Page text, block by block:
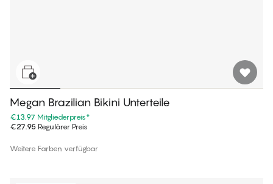
Megan Brazilian Bikini Unterteile
€13.97 Mitgliederpreis*
€27.95 Regulärer Preis
Weitere Farben verfügbar